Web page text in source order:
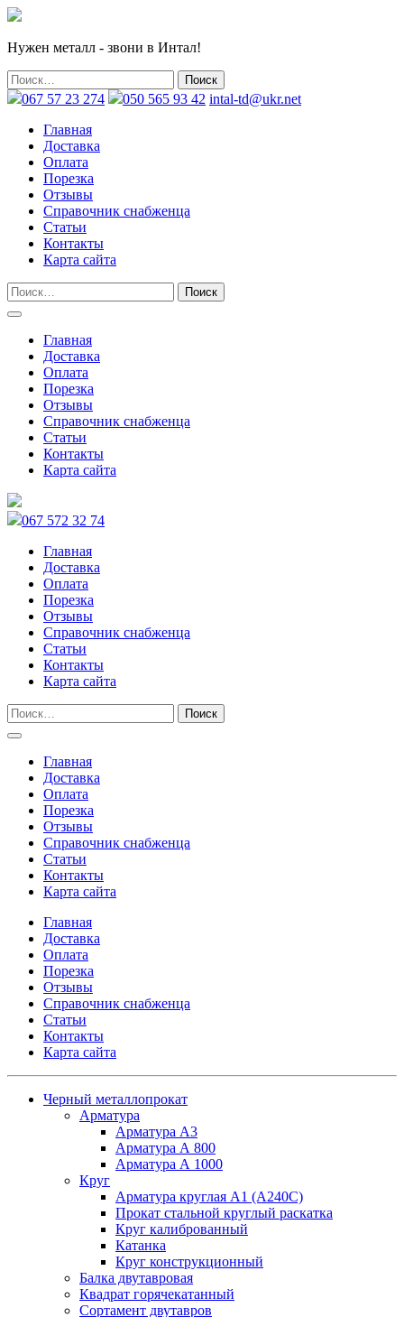
Нужен металл - звони в Интал!
067 57 23 274 050 565 93 42 intal-td@ukr.net
Главная
Доставка
Оплата
Порезка
Отзывы
Справочник снабженца
Статьи
Контакты
Карта сайта
Главная
Доставка
Оплата
Порезка
Отзывы
Справочник снабженца
Статьи
Контакты
Карта сайта
067 572 32 74
Главная
Доставка
Оплата
Порезка
Отзывы
Справочник снабженца
Статьи
Контакты
Карта сайта
Главная
Доставка
Оплата
Порезка
Отзывы
Справочник снабженца
Статьи
Контакты
Карта сайта
Главная
Доставка
Оплата
Порезка
Отзывы
Справочник снабженца
Статьи
Контакты
Карта сайта
Черный металлопрокат
Арматура
Арматура А3
Арматура А 800
Арматура А 1000
Круг
Арматура круглая А1 (А240C)
Прокат стальной круглый раскатка
Круг калиброванный
Катанка
Круг конструкционный
Балка двутавровая
Квадрат горячекатанный
Сортамент двутавров